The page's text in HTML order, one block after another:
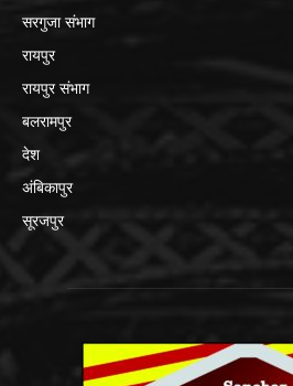
सरगुजा संभाग
रायपुर
रायपुर संभाग
बलरामपुर
देश
अंबिकापुर
सूरजपुर